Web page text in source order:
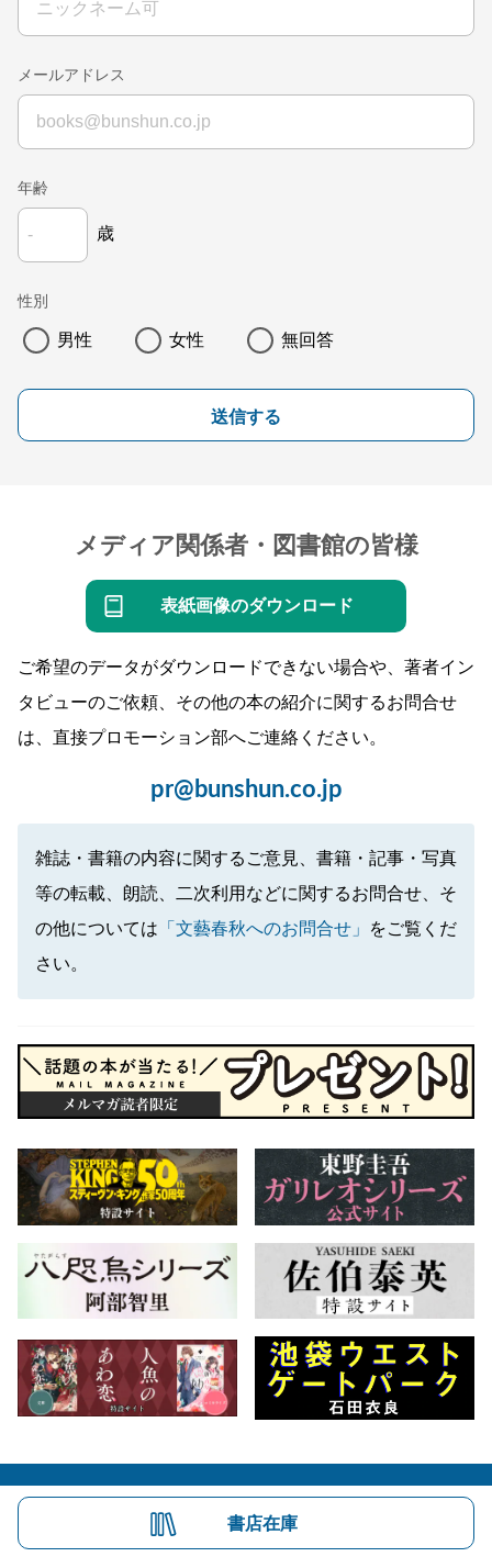
メールアドレス
年齢
歳
性別
男性 女性 無回答
送信する
メディア関係者・図書館の皆様
表紙画像のダウンロード
ご希望のデータがダウンロードできない場合や、著者イン
タビューのご依頼、その他の本の紹介に関するお問合せ
は、直接プロモーション部へご連絡ください。
pr@bunshun.co.jp
雑誌・書籍の内容に関するご意見、書籍・記事・写真
等の転載、朗読、二次利用などに関するお問合せ、そ
の他については 「文藝春秋へのお問合せ」
をご覧くだ
さい。
書店在庫
会社概要 自費出版のご案内 お問合せ
株式会社文藝春秋 文春オンライン Number Web
Copyright © Bungeishunju Ltd.